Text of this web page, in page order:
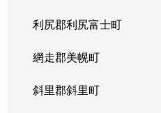
利尻郡利尻富士町
網走郡美幌町
斜里郡斜里町